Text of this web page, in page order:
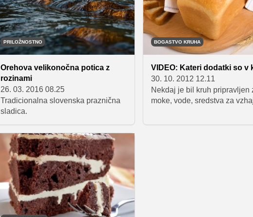
PRILOŽNOSTNO
Orehova velikonočna potica z
rozinami
26. 03. 2016 08.25
Tradicionalna slovenska praznična
sladica.
BOGASTVO KRUHA
VIDEO: Kateri dodatki so v
30. 10. 2012 12.11
Nekdaj je bil kruh pripravljen
moke, vode, sredstva za